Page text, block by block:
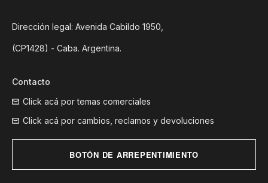
Dirección legal: Avenida Cabildo 1950,
(CP1428) - Caba. Argentina.
Contacto
Click acá por temas comerciales
Click acá por cambios, reclamos y devoluciones
BOTÓN DE ARREPENTIMIENTO